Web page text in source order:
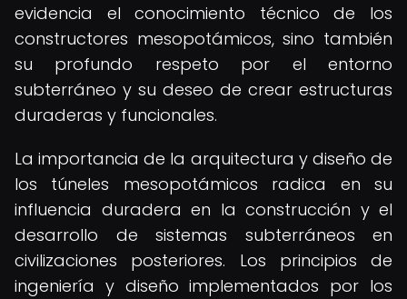
evidencia el conocimiento técnico de los
constructores mesopotámicos, sino también
su profundo respeto por el entorno
subterráneo y su deseo de crear estructuras
duraderas y funcionales.
La importancia de la arquitectura y diseño de
los túneles mesopotámicos radica en su
influencia duradera en la construcción y el
desarrollo de sistemas subterráneos en
civilizaciones posteriores. Los principios de
ingeniería y diseño implementados por los